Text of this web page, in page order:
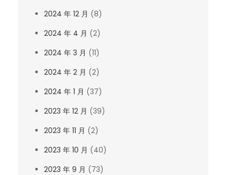
2024 年 12 月 (8)
2024 年 4 月 (2)
2024 年 3 月 (11)
2024 年 2 月 (2)
2024 年 1 月 (37)
2023 年 12 月 (39)
2023 年 11 月 (2)
2023 年 10 月 (40)
2023 年 9 月 (73)